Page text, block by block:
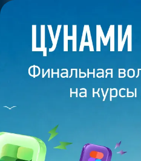
Главная /Банк слайдов /
ПРЕЗЕНТАЦИЯ
ТИМОФЕЕВА